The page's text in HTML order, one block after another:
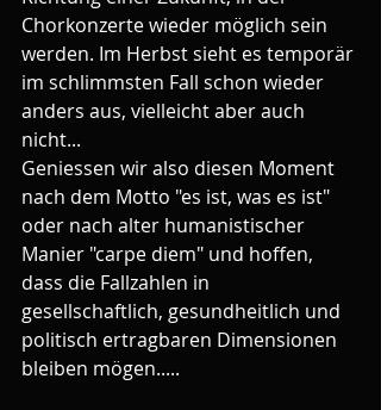
Chorkonzerte wieder möglich sein
werden. Im Herbst sieht es temporär
im schlimmsten Fall schon wieder
anders aus, vielleicht aber auch
nicht...
Geniessen wir also diesen Moment
nach dem Motto "es ist, was es ist"
oder nach alter humanistischer
Manier "carpe diem" und hoffen,
dass die Fallzahlen in
gesellschaftlich, gesundheitlich und
politisch ertragbaren Dimensionen
bleiben mögen.....